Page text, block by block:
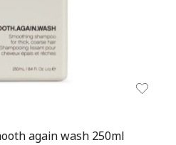
again wash 250ml